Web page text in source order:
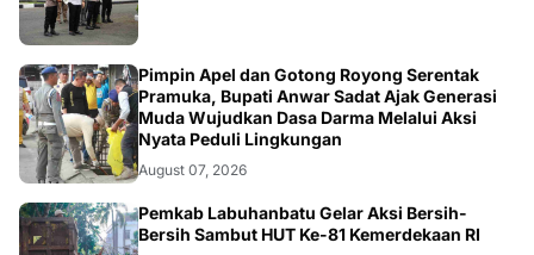
BERITA
Pimpin Apel dan Gotong Royong Serentak
Pramuka, Bupati Anwar Sadat Ajak Generasi
Muda Wujudkan Dasa Darma Melalui Aksi
Nyata Peduli Lingkungan
August 07, 2026
BERITA
Pemkab Labuhanbatu Gelar Aksi Bersih-
Bersih Sambut HUT Ke-81 Kemerdekaan RI